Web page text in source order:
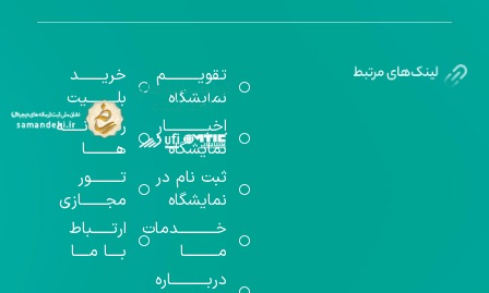
تقویــــــــــم
نمایشگاه
اخبــــــــــــار
نمایشگاه
ثبت نام در
نمایشگاه
خـــــــــــدمات
مــــــــــا
دربـــــــــــاره
خریـــــــد
بلـــــــــیت
رســـــانــــــه
هـــــــــا
تـــــــــور
مجـــــــازی
ارتــــــباط
بــــا مــــا
گواهینامه‌های
اخذ شده